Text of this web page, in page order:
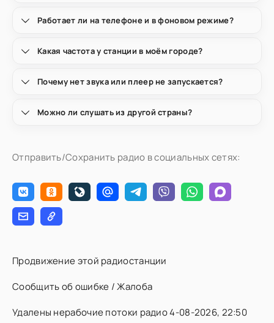
Работает ли на телефоне и в фоновом режиме?
Какая частота у станции в моём городе?
Почему нет звука или плеер не запускается?
Можно ли слушать из другой страны?
Отправить/Сохранить радио в социальных сетях:
Продвижение этой радиостанции
Сообщить об ошибке / Жалоба
Удалены нерабочие потоки радио 4-08-2026, 22:50